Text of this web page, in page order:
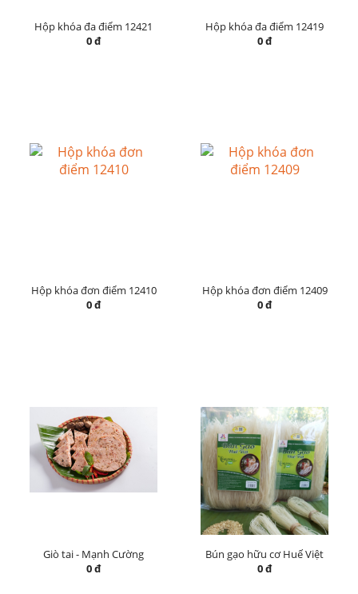
Hộp khóa đa điểm 12421
0 đ
Hộp khóa đa điểm 12419
0 đ
Hộp khóa đơn điểm 12410
0 đ
Hộp khóa đơn điểm 12409
0 đ
Giò tai - Mạnh Cường
0 đ
Bún gạo hữu cơ Huế Việt
0 đ